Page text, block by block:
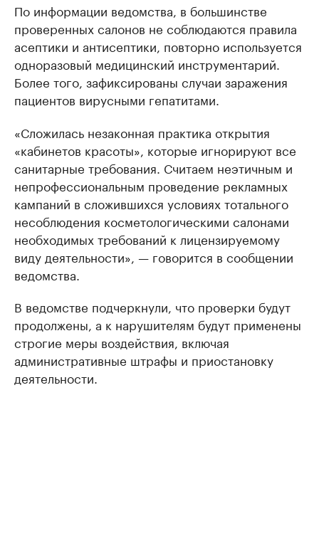
По информации ведомства, в большинстве
проверенных салонов не соблюдаются правила
асептики и антисептики, повторно используется
одноразовый медицинский инструментарий.
Более того, зафиксированы случаи заражения
пациентов вирусными гепатитами.
«Сложилась незаконная практика открытия
«кабинетов красоты», которые игнорируют все
санитарные требования. Считаем неэтичным и
непрофессиональным проведение рекламных
кампаний в сложившихся условиях тотального
несоблюдения косметологическими салонами
необходимых требований к лицензируемому
виду деятельности», — говорится в сообщении
ведомства.
В ведомстве подчеркнули, что проверки будут
продолжены, а к нарушителям будут применены
строгие меры воздействия, включая
административные штрафы и приостановку
деятельности.